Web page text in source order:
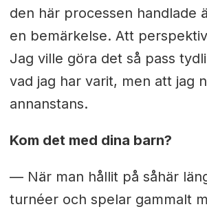
den här processen handlade
en bemärkelse. Att
Jag ville göra det så pass
vad jag har varit, men att jag
annanstans.
Kom det med dina barn?
— När man hållit på såhär
turnéer och spelar gammalt